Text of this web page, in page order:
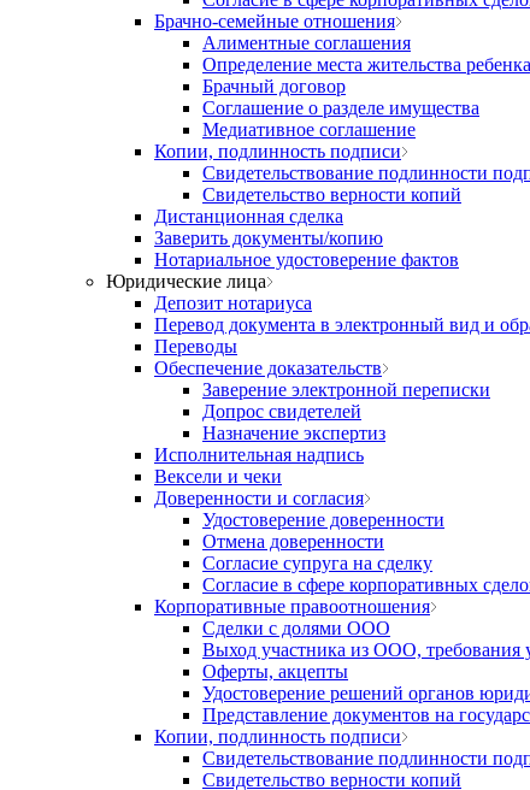
Брачно-семейные отношения
Алиментные соглашения
Определение места жительства
Брачный договор
Соглашение о разделе имущества
Медиативное соглашение
Копии, подлинность подписи
Свидетельствование подлинности
Свидетельство верности копий
Дистанционная сделка
Заверить документы/копию
Нотариальное удостоверение фактов
Юридические лица
Депозит нотариуса
Перевод документа в электронный вид и
Переводы
Обеспечение доказательств
Заверение электронной переписки
Допрос свидетелей
Назначение экспертиз
Исполнительная надпись
Вексели и чеки
Доверенности и согласия
Удостоверение доверенности
Отмена доверенности
Согласие супруга на сделку
Согласие в сфере корпоративных
Корпоративные правоотношения
Сделки с долями ООО
Выход участника из ООО, требования
Оферты, акцепты
Удостоверение решений органов
Представление документов на
Копии, подлинность подписи
Свидетельствование подлинности
Свидетельство верности копий